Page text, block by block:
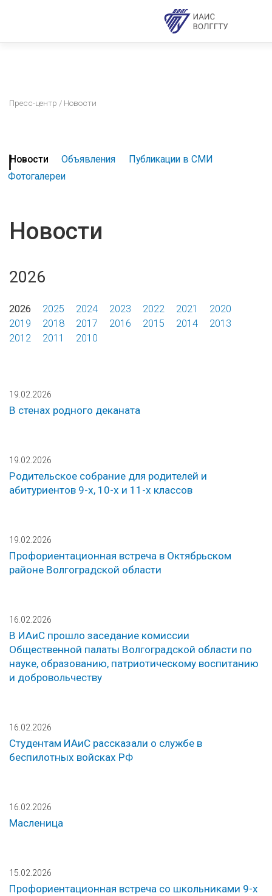
Пресс-центр / Новости
Новости Объявления
Публикации в СМИ
Фотогалереи
Новости
2026
2026 2025 2024 2023 2022 2021
2020
2019
2018 2017 2016 2015 2014
2013
2012
2011 2010
19.02.2026
В стенах родного деканата
19.02.2026
Родительское собрание для родителей и
абитуриентов 9-х, 10-х и 11-х классов
19.02.2026
Профориентационная встреча в Октябрьском
районе Волгоградской области
16.02.2026
В ИАиС прошло заседание комиссии
Общественной палаты Волгоградской области по
науке, образованию, патриотическому воспитанию
и добровольчеству
16.02.2026
Студентам ИАиС рассказали о службе в
беспилотных войсках РФ
16.02.2026
Масленица
15.02.2026
Профориентационная встреча со школьниками 9-х